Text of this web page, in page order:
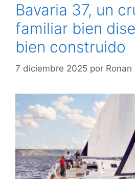
Bavaria 37, un
familiar bien
bien construido
7 diciembre 2025 por Ronan